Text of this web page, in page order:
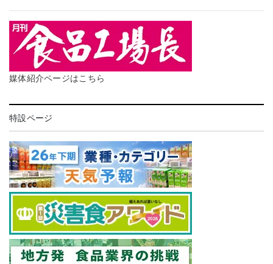
媒体紹介ページはこちら
特設ページ